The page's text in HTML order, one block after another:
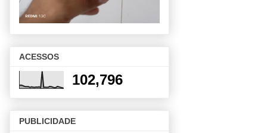
ACESSOS
102,796
PUBLICIDADE